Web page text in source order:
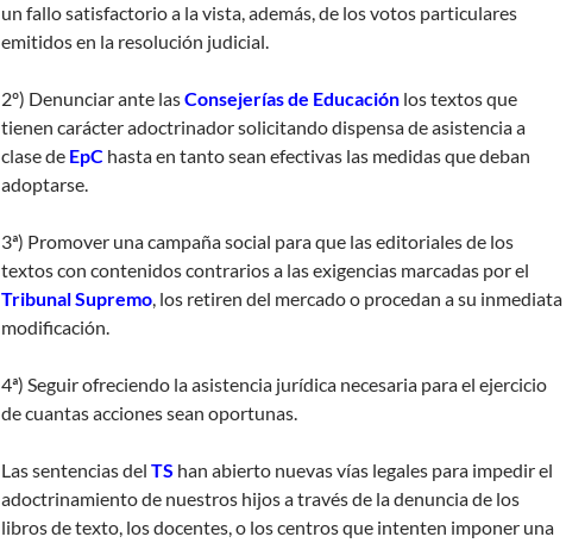
un fallo satisfactorio a la vista, además, de los votos particulares
emitidos en la resolución judicial.
2º) Denunciar ante lasConsejerías de Educación los textos que
tienen carácter adoctrinador solicitando dispensa de asistencia a
clase de EpC hasta en tanto sean efectivas las medidas que deban
adoptarse.
3ª) Promover una campaña social para que las editoriales de los
textos con contenidos contrarios a las exigencias marcadas por el
Tribunal Supremo, los retiren del mercado o procedan a su inmediata
modificación.
4ª) Seguir ofreciendo la asistencia jurídica necesaria para el ejercicio
de cuantas acciones sean oportunas.
Las sentencias del TS han abierto nuevas vías legales para impedir el
adoctrinamiento de nuestros hijos a través de la denuncia de los
libros de texto, los docentes, o los centros que intenten imponer una